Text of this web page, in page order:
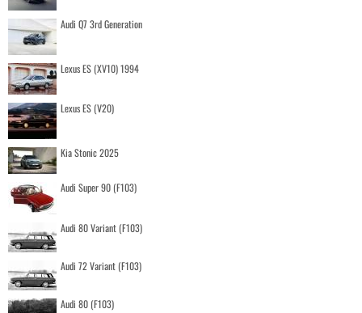
Audi Q7 3rd Generation
Lexus ES (XV10) 1994
Lexus ES (V20)
Kia Stonic 2025
Audi Super 90 (F103)
Audi 80 Variant (F103)
Audi 72 Variant (F103)
Audi 80 (F103)